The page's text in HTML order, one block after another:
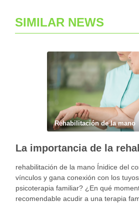
SIMILAR NEWS
Rehabilitación de la mano
rehabilitación de la mano Ínidice del
vínculos y gana conexión con los
psicoterapia familiar? ¿En qué
recomendable acudir a una terapia